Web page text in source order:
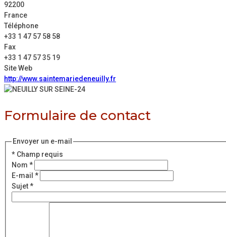
92200
France
Téléphone
+33 1 47 57 58 58
Fax
+33 1 47 57 35 19
Site Web
http://www.saintemariedeneuilly.fr
Formulaire de contact
Envoyer un e-mail
*Champ requis
Nom *
E-mail *
Sujet*